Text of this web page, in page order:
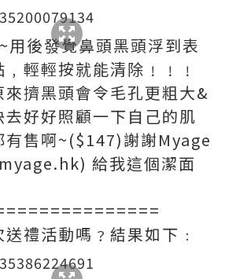
用後發覺鼻頭黑頭浮到表
輕輕按就能清除﹗﹗﹗
擠黑頭會令毛孔更粗大&
好好照顧一下自己的肌
有售啊~($147)謝謝Myage
給我這個潔面
禮活動嗎﹖結果如下﹕